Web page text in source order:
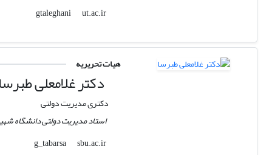
gtaleghani
ut.ac.ir
هیات تحریریه
دکتر غلامعلی طبرسا
دکتری مدیریت دولتی
استاد مدیریت دولتی دانشگاه
g_tabarsa
sbu.ac.ir